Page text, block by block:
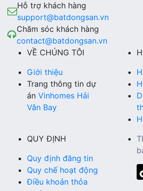
Hỗ trợ khách hàng
support@batdongsan.vn
Chăm sóc khách hàng
contact@batdongsan.vn
VỀ CHÚNG TÔI
Giới thiệu
Trang thông tin dự
án Vinhomes Hải
Vân Bay
QUY ĐỊNH
Quy định đăng tin
Quy chế hoạt động
Điều khoản thỏa